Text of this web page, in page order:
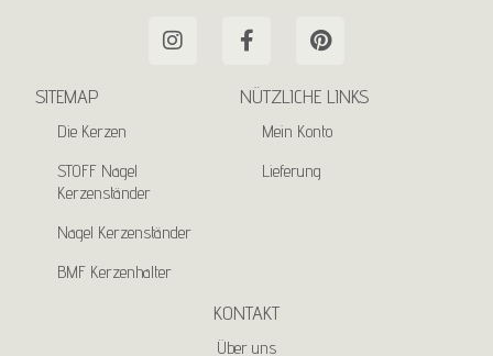
SITEMAP
Die Kerzen
STOFF Nagel
Kerzenständer
Nagel Kerzenständer
BMF Kerzenhalter
NÜTZLICHE LINKS
Mein Konto
Lieferung
KONTAKT
Über uns